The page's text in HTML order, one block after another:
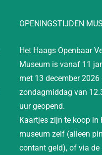
OPENINGSTIJDEN
Het Haags Openbaar
Museum is vanaf 11
met 13 december 2026
zondagmiddag van
uur geopend.
Kaartjes zijn te koop in
museum zelf (alleen
contant geld), of via de